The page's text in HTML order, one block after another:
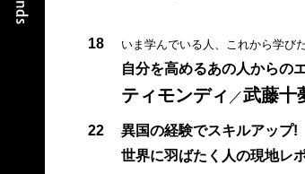
18 いま学んでいる人、これから学び
自分を高めるあの人からのエ
ティモンディ ／武藤十
22
異国の経験でスキルアップ!
世界に羽ばたく人の現地レポ